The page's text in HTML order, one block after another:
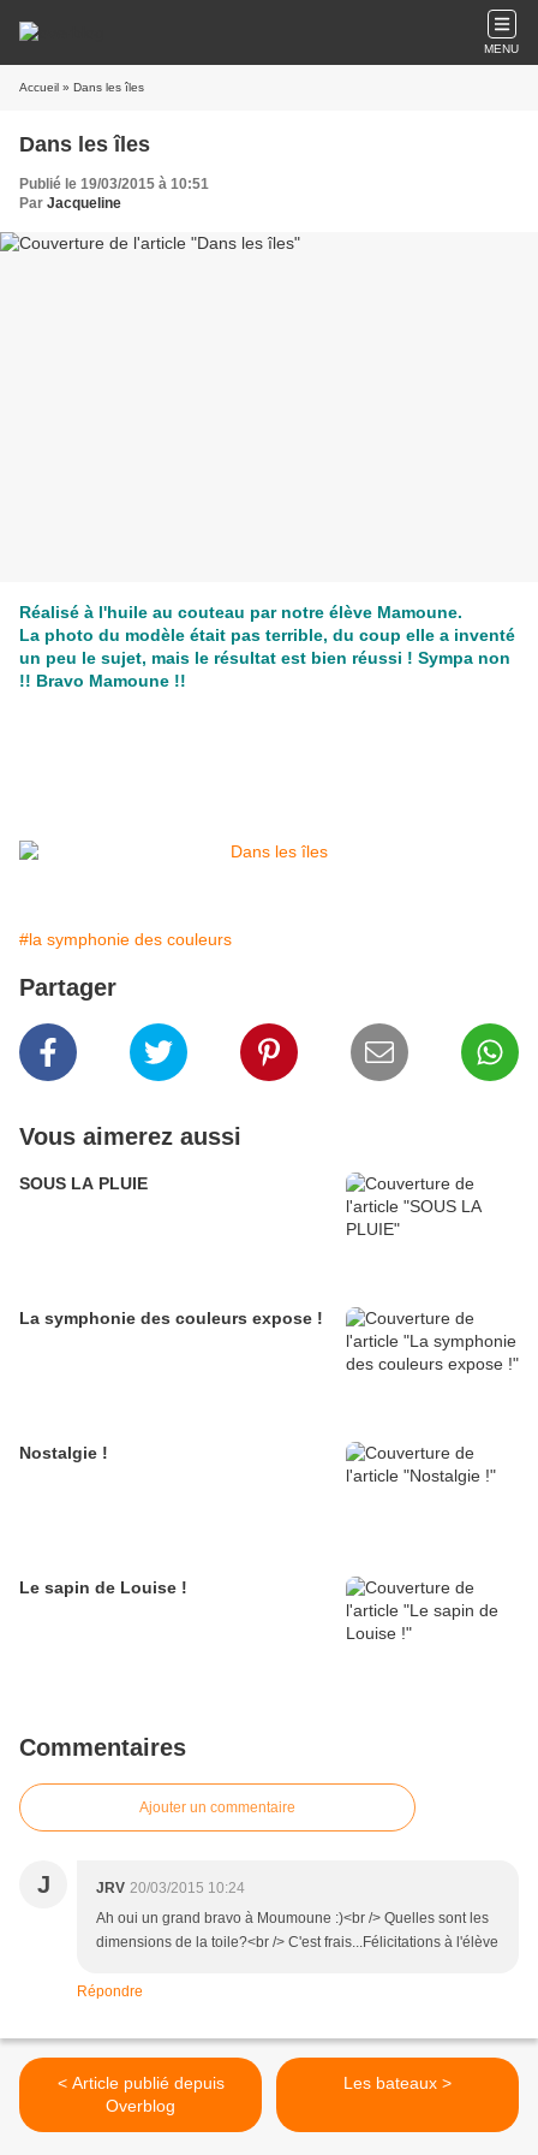
MENU
Accueil » Dans les îles
Dans les îles
Publié le 19/03/2015 à 10:51
Par Jacqueline
Réalisé à l'huile au couteau par notre élève Mamoune.
La photo du modèle était pas terrible, du coup elle a inventé
un peu le sujet, mais le résultat est bien réussi ! Sympa non
!! Bravo Mamoune !!
#la symphonie des couleurs
Partager
Vous aimerez aussi
SOUS LA PLUIE
La symphonie des couleurs expose !
Nostalgie !
Le sapin de Louise !
Commentaires
Ajouter un commentaire
J JRV 20/03/2015 10:24
Ah oui un grand bravo à Moumoune :)<br /> Quelles sont les
dimensions de la toile?<br /> C'est frais...Félicitations à l'élève
Répondre
< Article publié depuis
Overblog
Les bateaux >